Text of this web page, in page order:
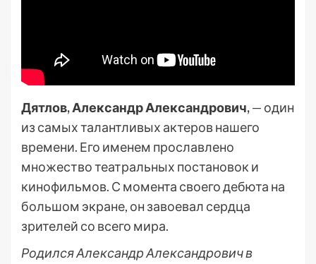
Дятлов, Александр Александрович,— один
из самых талантливых актеров нашего
времени. Его именем прославлено
множество театральных постановок и
кинофильмов. С момента своего дебюта на
большом экране, он завоевал сердца
зрителей со всего мира.
Родился Александр Александрович в